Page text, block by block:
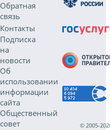
Обратная
связь
Контакты
Подписка
на
новости
Об
использовании
информации
сайта
Общественный
совет
© 2005-